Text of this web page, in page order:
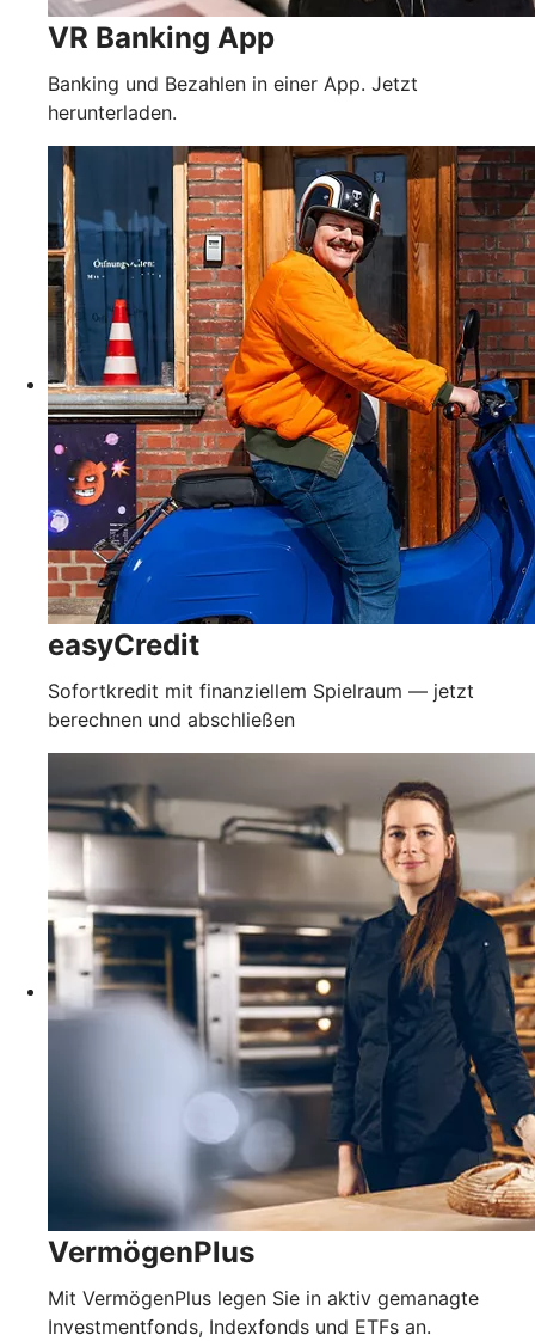
VR Banking App
Banking und Bezahlen in einer App. Jetzt
herunterladen.
easyCredit
Sofortkredit mit finanziellem Spielraum — jetzt
berechnen und abschließen
VermögenPlus
Mit VermögenPlus legen Sie in aktiv gemanagte
Investmentfonds, Indexfonds und ETFs an.